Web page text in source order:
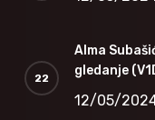
Alma
gledanje
12/05/